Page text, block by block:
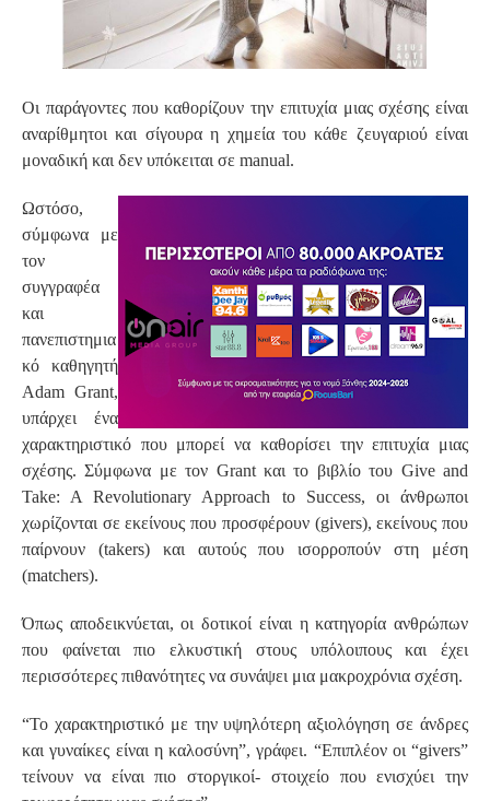
Οι παράγοντες που καθορίζουν την επιτυχία μιας σχέσης είναι
αναρίθμητοι και σίγουρα η χημεία του κάθε ζευγαριού είναι
μοναδική και δεν υπόκειται σε manual.
Ωστόσο,
σύμφωνα με
τον
συγγραφέα
και
πανεπιστημια
κό καθηγητή
Adam Grant,
υπάρχει ένα
χαρακτηριστικό που μπορεί να καθορίσει την επιτυχία μιας
σχέσης. Σύμφωνα με τον Grant και το βιβλίο του Give and
Take: A Revolutionary Approach to Success, οι άνθρωποι
χωρίζονται σε εκείνους που προσφέρουν (givers), εκείνους που
παίρνουν (takers) και αυτούς που ισορροπούν στη μέση
(matchers).
Όπως αποδεικνύεται, οι δοτικοί είναι η κατηγορία ανθρώπων
που φαίνεται πιο ελκυστική στους υπόλοιπους και έχει
περισσότερες πιθανότητες να συνάψει μια μακροχρόνια σχέση.
“Το χαρακτηριστικό με την υψηλότερη αξιολόγηση σε άνδρες
και γυναίκες είναι η καλοσύνη”, γράφει. “Επιπλέον οι “givers”
τείνουν να είναι πιο στοργικοί- στοιχείο που ενισχύει την